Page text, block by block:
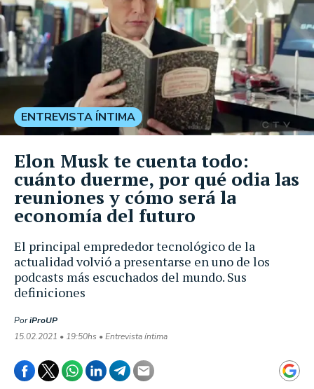
El principal emprededor tecnológico de la
actualidad volvió a presentarse en uno de los
podcasts más escuchados del mundo. Sus
definiciones
PoriProUP
15.02.2021 • 19:50hs • Entrevista íntima
ENTREVISTA ÍNTIMA
Elon Musk te cuenta todo:
cuánto duerme, por qué odia las
reuniones y cómo será la
economía del futuro